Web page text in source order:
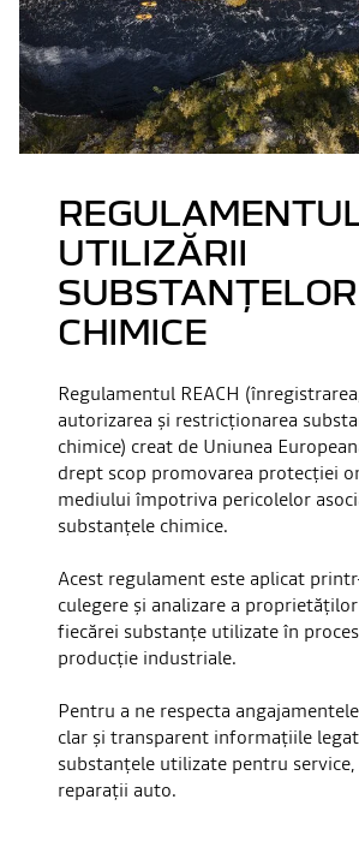
UTILIZĂRII
SUBSTANȚELOR
CHIMICE
Regulamentul REACH
autorizarea și restricționarea
chimice) creat de Uniunea
drept scop promovarea protecției
mediului împotriva pericolelor
substanțele chimice.
Acest regulament este aplicat
culegere și analizare a
fiecărei substanțe utilizate în
producție industriale.
Pentru a ne respecta
clar și transparent informațiile
substanțele utilizate pentru
reparații auto.